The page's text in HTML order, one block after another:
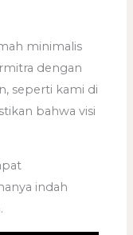
minimalis
dengan
seperti kami di
bahwa visi
indah